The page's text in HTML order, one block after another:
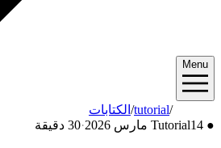
Menu
الكتابات/tutorial
●
Tutorial14 مارس 2026 ·30 دقيقة